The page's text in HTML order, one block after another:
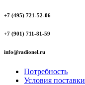
+7 (495) 721-52-06
+7 (901) 711-81-59
info@radionel.ru
Потребность
Условия поставки